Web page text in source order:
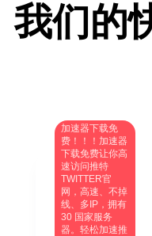
我们的
加速器下载免
费！！！加速器
下载免费让你高
速访问推特
TWITTER官
网，高速、不掉
线、多IP，拥有
30 国家服务
器。轻松加速推